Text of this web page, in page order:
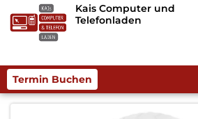
Kais Computer und
Telefonladen
Termin Buchen